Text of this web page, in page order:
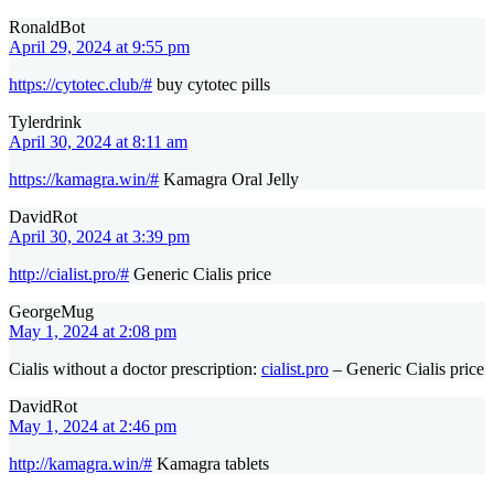
RonaldBot
April 29, 2024 at 9:55 pm
https://cytotec.club/# buy cytotec pills
Tylerdrink
April 30, 2024 at 8:11 am
https://kamagra.win/# Kamagra Oral Jelly
DavidRot
April 30, 2024 at 3:39 pm
http://cialist.pro/# Generic Cialis price
GeorgeMug
May 1, 2024 at 2:08 pm
Cialis without a doctor prescription: cialist.pro – Generic Cialis price
DavidRot
May 1, 2024 at 2:46 pm
http://kamagra.win/# Kamagra tablets